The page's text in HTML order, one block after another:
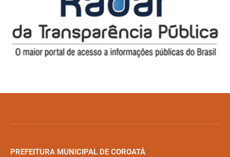
PREFEITURA MUNICIPAL DE COROATÁ